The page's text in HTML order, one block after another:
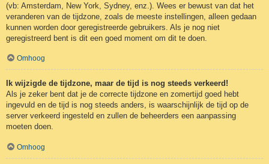
(vb: Amsterdam, New York, Sydney, enz.). Wees er bewust van dat het
veranderen van de tijdzone, zoals de meeste instellingen, alleen gedaan
kunnen worden door geregistreerde gebruikers. Als je nog niet
geregistreerd bent is dit een goed moment om dit te doen.
Omhoog
Ik wijzigde de tijdzone, maar de tijd is nog steeds verkeerd!
Als je zeker bent dat je de correcte tijdzone en zomertijd goed hebt
ingevuld en de tijd is nog steeds anders, is waarschijnlijk de tijd op de
server verkeerd ingesteld en zullen de beheerders een aanpassing
moeten doen.
Omhoog